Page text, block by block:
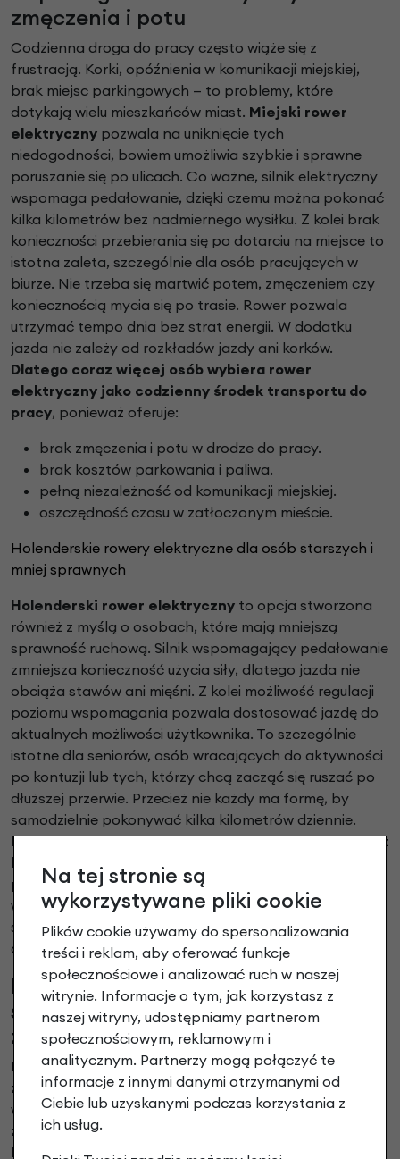
zmęczenia i potu
Codzienna droga do pracy często wiąże się z
frustracją. Korki, opóźnienia w komunikacji miejskiej,
brak miejsc parkingowych — to problemy, które
dotykają wielu mieszkańców miast. Miejski rower
elektryczny pozwala na uniknięcie tych
niedogodności, bowiem umożliwia szybkie i sprawne
poruszanie się po ulicach. Co ważne, silnik elektryczny
wspomaga pedałowanie, dzięki czemu można pokonać
kilka kilometrów bez nadmiernego wysiłku. Z kolei brak
konieczności przebierania się po dotarciu na miejsce to
istotna zaleta, szczególnie dla osób pracujących w
biurze. Nie trzeba się martwić potem, zmęczeniem czy
koniecznością mycia się po trasie. Rower pozwala
utrzymać tempo dnia bez strat energii. W dodatku
jazda nie zależy od rozkładów jazdy ani korków.
Dlatego coraz więcej osób wybiera rower
elektryczny jako codzienny środek transportu do
pracy, ponieważ oferuje:
brak zmęczenia i potu w drodze do pracy.
brak kosztów parkowania i paliwa.
pełną niezależność od komunikacji miejskiej.
oszczędność czasu w zatłoczonym mieście.
Holenderskie rowery elektryczne dla osób starszych i
mniej sprawnych
Holenderski rower elektryczny to opcja stworzona
również z myślą o osobach, które mają mniejszą
sprawność ruchową. Silnik wspomagający pedałowanie
zmniejsza konieczność użycia siły, dlatego jazda nie
obciąża stawów ani mięśni. Z kolei możliwość regulacji
poziomu wspomagania pozwala dostosować jazdę do
aktualnych możliwości użytkownika. To szczególnie
istotne dla seniorów, osób wracających do aktywności
po kontuzji lub tych, którzy chcą zacząć się ruszać po
dłuższej przerwie. Przecież nie każdy ma formę, by
samodzielnie pokonywać kilka kilometrów dziennie.
Rower elektryczny pozwala poruszać się po mieście bez
lęku przed zmęczeniem. Bowiem nie trzeba się bać
podjazdów czy dystansu. Wystarczy wsiąść, uruchomić
wspomaganie i cieszyć się drogą. Dlatego wiele osób
starszych odzyskuje mobilność i chęć do codziennej
aktywności właśnie dzięki takim rowerom.
Rowery elektryczne jako codzienny
środek transportu pozwalający
załatwić wszystkie obowiązki
Każdego dnia mamy wiele spraw do załatwienia —
zakupy, szkoła, lekarz, poczta. Zwykły rower może być
w takich sytuacjach niewystarczający, bowiem nie
zawsze pozwala dojechać na miejsce bez wysiłku.
Miejski rower elektryczny
rozwiązuje ten problem,
Na tej stronie są
wykorzystywane pliki cookie
Plików cookie używamy do spersonalizowania
treści i reklam, aby oferować funkcje
społecznościowe i analizować ruch w naszej
witrynie. Informacje o tym, jak korzystasz z
naszej witryny, udostępniamy partnerom
społecznościowym, reklamowym i
analitycznym. Partnerzy mogą połączyć te
informacje z innymi danymi otrzymanymi od
Ciebie lub uzyskanymi podczas korzystania z
ich usług.